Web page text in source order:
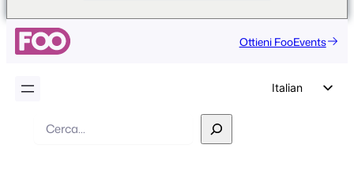
Ottieni FooEvents
Italian
Ricerca